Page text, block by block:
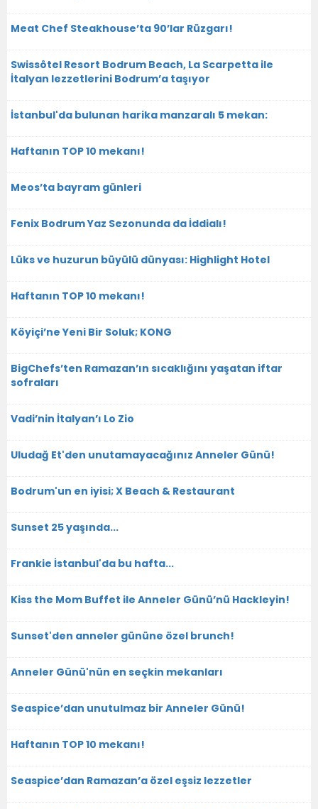
Meat Chef Steakhouse’ta 90’lar Rüzgarı!
Swissôtel Resort Bodrum Beach, La Scarpetta ile
İtalyan lezzetlerini Bodrum’a taşıyor
İstanbul'da bulunan harika manzaralı 5 mekan:
Haftanın TOP 10 mekanı!
Meos’ta bayram günleri
Fenix Bodrum Yaz Sezonunda da İddialı!
Lüks ve huzurun büyülü dünyası: Highlight Hotel
Haftanın TOP 10 mekanı!
Köyiçi’ne Yeni Bir Soluk; KONG
BigChefs’ten Ramazan’ın sıcaklığını yaşatan iftar
sofraları
Vadi’nin İtalyan’ı Lo Zio
Uludağ Et'den unutamayacağınız Anneler Günü!
Bodrum'un en iyisi; X Beach & Restaurant
Sunset 25 yaşında...
Frankie İstanbul'da bu hafta...
Kiss the Mom Buffet ile Anneler Günü’nü Hackleyin!
Sunset'den anneler gününe özel brunch!
Anneler Günü'nün en seçkin mekanları
Seaspice’dan unutulmaz bir Anneler Günü!
Haftanın TOP 10 mekanı!
Seaspice’dan Ramazan’a özel eşsiz lezzetler